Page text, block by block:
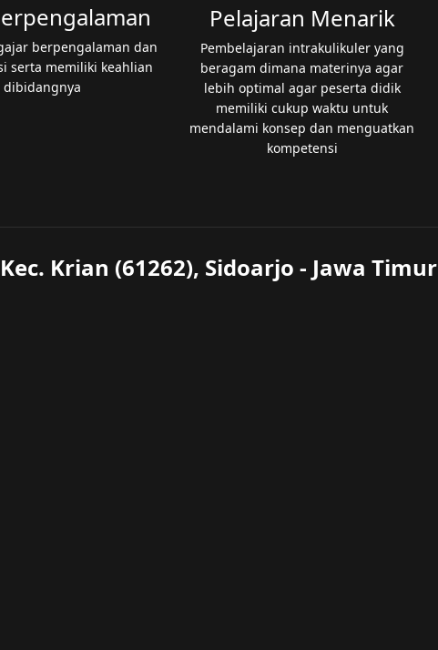
berpengalaman dan
serta memiliki keahlian
dibidangnya
Pelajaran Menarik
Pembelajaran intrakulikuler yang
beragam dimana materinya agar
lebih optimal agar peserta didik
memiliki cukup waktu untuk
mendalami konsep dan menguatkan
kompetensi
Krian (61262), Sidoarjo - Jawa Timur